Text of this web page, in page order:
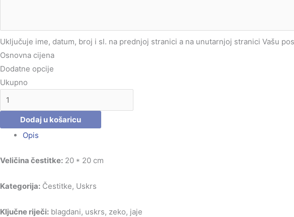
Uključuje ime, datum, broj i sl. na prednjoj stranici a na unutarnjoj stranici Vašu
Osnovna cijena
Dodatne opcije
Ukupno
Dodaj u košaricu
Opis
Veličina čestitke: 20 * 20 cm
Kategorija: Čestitke, Uskrs
Ključne riječi: blagdani, uskrs, zeko, jaje